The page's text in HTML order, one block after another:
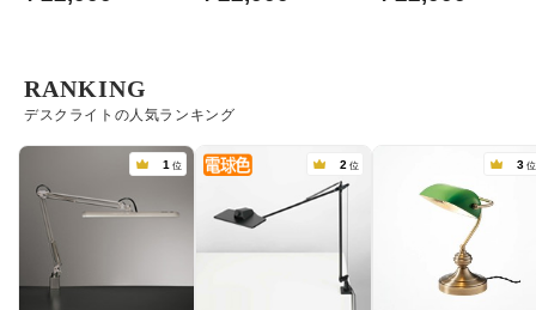
デスクライトの人気ランキング
RANKING
1 位 2 位 3 位